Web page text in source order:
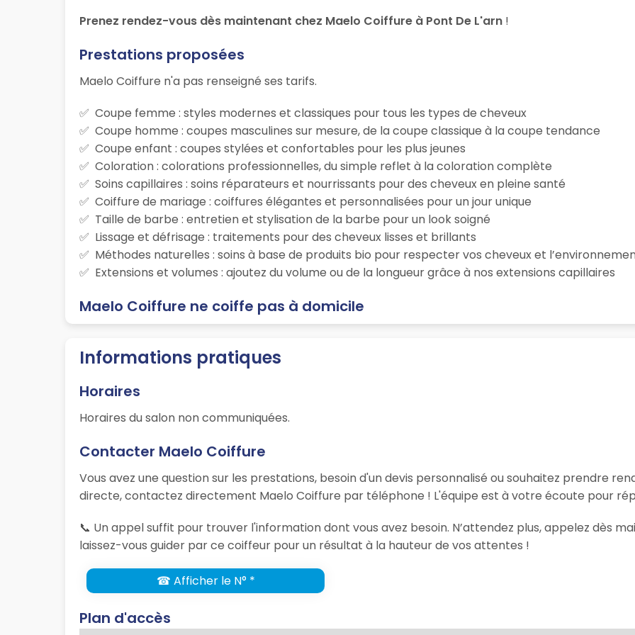
Prenez rendez-vous dès maintenant chez Maelo Coiffure à Pont De L'arn !
Prestations proposées
Maelo Coiffure n'a pas renseigné ses tarifs.
Coupe femme : styles modernes et classiques pour tous les types de cheveux
Coupe homme : coupes masculines sur mesure, de la coupe classique à la coupe tendance
Coupe enfant : coupes stylées et confortables pour les plus jeunes
Coloration : colorations professionnelles, du simple reflet à la coloration complète
Soins capillaires : soins réparateurs et nourrissants pour des cheveux en pleine santé
Coiffure de mariage : coiffures élégantes et personnalisées pour un jour unique
Taille de barbe : entretien et stylisation de la barbe pour un look soigné
Lissage et défrisage : traitements pour des cheveux lisses et brillants
Méthodes naturelles : soins à base de produits bio pour respecter vos cheveux et
Extensions et volumes : ajoutez du volume ou de la longueur grâce à nos extensions capillaires
Maelo Coiffure ne coiffe pas à domicile
Informations pratiques
Horaires
Horaires du salon non communiquées.
Contacter Maelo Coiffure
Vous avez une question sur les prestations, besoin d'un devis personnalisé ou souhaitez prendre
directe, contactez directement Maelo Coiffure par téléphone ! L'équipe est à votre écoute pour
📞 Un appel suffit pour trouver l'information dont vous avez besoin. N’attendez plus, appelez dès
laissez-vous guider par ce coiffeur pour un résultat à la hauteur de vos attentes !
☎ Afficher le N° *
Plan d'accès